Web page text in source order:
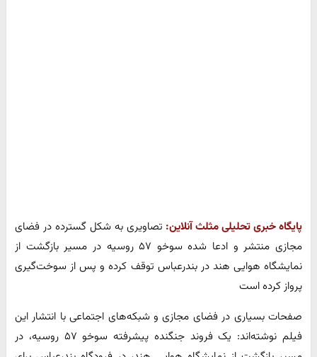
پایگاه خبری تحلیلی مثلث آنلاین: تصاویری به شکل گسترده در فضای
مجازی منتشر و ادعا شده سوخو ۵۷ روسیه در مسیر بازگشت از
نمایشگاه هوایی هند در بندرعباس توقف کرده و پس از سوخت‌گیری
پرواز کرده است
صفحات بسیاری در فضای مجازی و شبکه‌های اجتماعی با انتشار این
فیلم نوشته‌اند: یک فروند جنگنده پیشرفته سوخو ۵۷ روسیه، در